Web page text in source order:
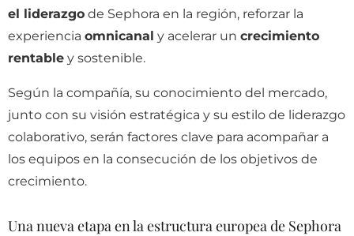
el liderazgo de Sephora en la región, reforzar la
experiencia omnicanal y acelerar un crecimiento
rentable y sostenible.
Según la compañía, su conocimiento del mercado,
junto con su visión estratégica y su estilo de liderazgo
colaborativo, serán factores clave para acompañar a
los equipos en la consecución de los objetivos de
crecimiento.
Una nueva etapa en la estructura europea de Sephora